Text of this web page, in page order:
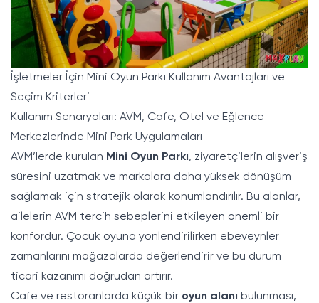
İşletmeler İçin Mini Oyun Parkı Kullanım Avantajları ve
Seçim Kriterleri
Kullanım Senaryoları: AVM, Cafe, Otel ve Eğlence
Merkezlerinde Mini Park Uygulamaları
AVM’lerde kurulan Mini Oyun Parkı, ziyaretçilerin alışveriş
süresini uzatmak ve markalara daha yüksek dönüşüm
sağlamak için stratejik olarak konumlandırılır. Bu alanlar,
ailelerin AVM tercih sebeplerini etkileyen önemli bir
konfordur. Çocuk oyuna yönlendirilirken ebeveynler
zamanlarını mağazalarda değerlendirir ve bu durum
ticari kazanımı doğrudan artırır.
Cafe ve restoranlarda küçük bir oyun alanı bulunması,